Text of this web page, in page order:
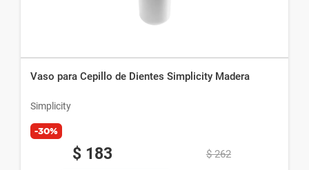
Vaso para Cepillo de Dientes Simplicity Madera
Simplicity
-30%
$ 183 $ 262